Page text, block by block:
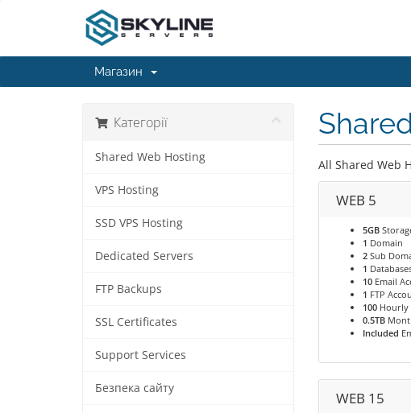
Магазин
Категорії
Shared Web Hosting
VPS Hosting
SSD VPS Hosting
Dedicated Servers
FTP Backups
SSL Certificates
Support Services
Безпека сайту
All Shared Web
WEB 5
5GB
1 Domain
2Sub
1
10Email
1 FTP
100Hourly
0.5TB
Included
WEB 15